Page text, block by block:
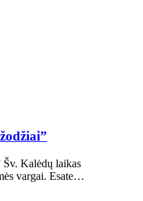
Šv. Kalėdų laikas
vargai. Esate…